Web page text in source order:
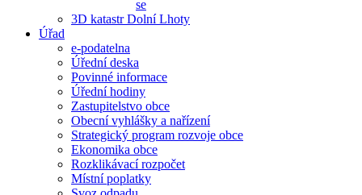
se
3D katastr Dolní Lhoty
Úřad
e-podatelna
Úřední deska
Povinné informace
Úřední hodiny
Zastupitelstvo obce
Obecní vyhlášky a nařízení
Strategický program rozvoje obce
Ekonomika obce
Rozklikávací rozpočet
Místní poplatky